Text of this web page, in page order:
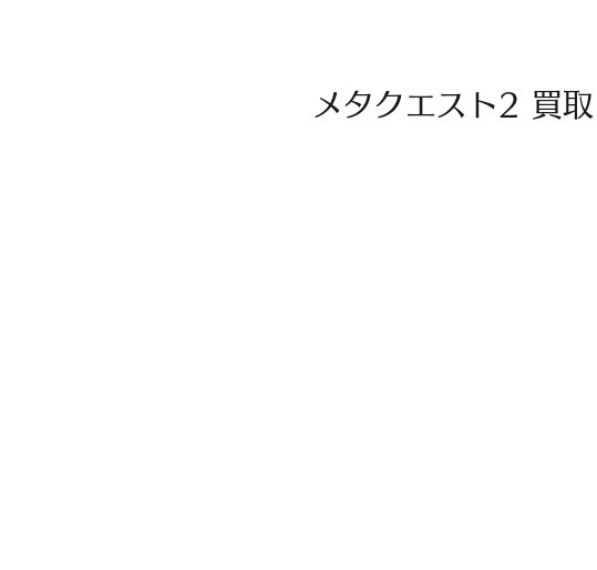
メタクエスト2 買